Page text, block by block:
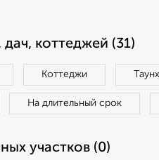
коттеджей (31)
Коттеджи
На длительный срок
участков (0)